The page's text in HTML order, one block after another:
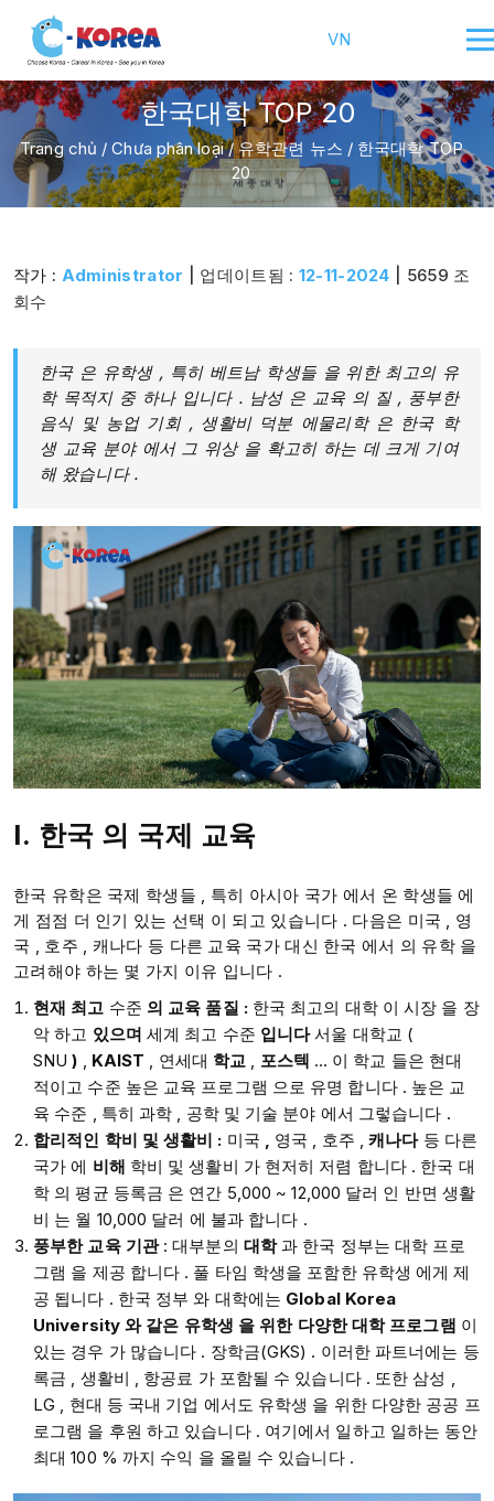
VN
한국대학 TOP 20
Trang chủ /Chưa phân loại/유학관련 뉴스 / 한국대학 TOP
20
작가 : Administrator | 업데이트됨 : 12-11-2024 | 5659 조
회수
한국 은 유학생 , 특히 베트남 학생들 을 위한 최고의 유
학 목적지 중 하나 입니다 . 남성 은 교육 의 질 , 풍부한
음식 및 농업 기회 , 생활비 덕분 에​​​​​물리학 은 한국 학
생 교육 분야 에서 그 위상 을 확고히 하는 데 크게 기여
해 왔습니다 .
I. 한국 의 국제 교육
한국 유학은 국제 학생들 , 특히 아시아 국가 에서 온 학생들 에
게 점점 더 인기 있는 선택 이 되고 있습니다 . 다음은 미국 , 영
국 , 호주 , 캐나다 등 다른 교육 국가 대신 한국 에서 의 유학 을
고려해야 하는 몇 가지 이유 입니다 .
현재 최고 수준 의 교육 품질 : 한국 최고의 대학 이 시장 을 장
악 하고 있으며 세계 최고 수준 입니다​ 서울 대학교 (
SNU) , KAIST , 연세대 학교 , 포스텍 … 이 학교 들은 현대
적이고 수준 높은 교육 프로그램 으로 유명 합니다 . ​높은 교
육 수준 , 특히 과학 , 공학 및 기술 분야 에서 그렇습니다 .​​​​
합리적인 학비 및생활비 : 미국 , 영국 , 호주 ,캐나다 등 다른
국가 에 비해 학비 및 생활비 가 현저히 저렴 합니다 .​​​​​​ 한국 대
학 의 평균 등록금 은 연간 5,000 ~ 12,000 달러 인 반면 생활
비 는 월 10,000 달러 에 불과 합니다 .​​
풍부한 교육 기관 : 대부분의 대학과 한국 정부는 대학 프로
그램 을 제공 합니다 . ​풀 타임 학생을 포함한 유학생 에게 제
공 됩니다 . 한국 정부 와 대학에는 Global Korea
University 와 같은 유학생 을 위한 다양한 대학 프로그램 이
있는 경우 가 많습니다 . ​장학금(GKS) . 이러한 파트너에는 등
록금 , 생활비 , 항공료 가 포함될 수 있습니다 . 또한 삼성 ,
LG , 현대 등 국내 기업 에서도 유학생 을 위한 다양한 공공 프
로그램 을 후원 하고 있습니다 .​​ 여기에서 일하고 일하는 동안
최대 100 % 까지 수익 을 올릴 수 있습니다 .